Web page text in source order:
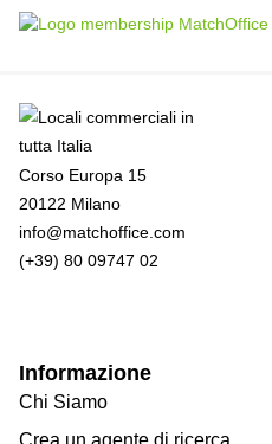
Corso Europa 15
20122 Milano
info@matchoffice.com
(+39) 80 09747 02
Informazione
Chi Siamo